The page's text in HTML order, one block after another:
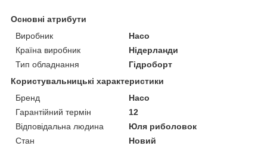
Основні атрибути
Виробник
Haco
Країна виробник
Нідерланди
Тип обладнання
Гідроборт
Користувальницькі характеристики
Бренд
Haco
Гарантійний термін
12
Відповідальна людина
Юля риболовок
Стан
Новий